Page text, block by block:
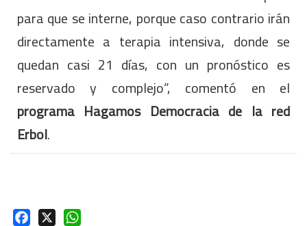
para que se interne, porque caso contrario irán
directamente a terapia intensiva, donde se
quedan casi 21 días, con un pronóstico es
reservado y complejo”, comentó en el
programa Hagamos Democracia de la red
Erbol.
Facebook